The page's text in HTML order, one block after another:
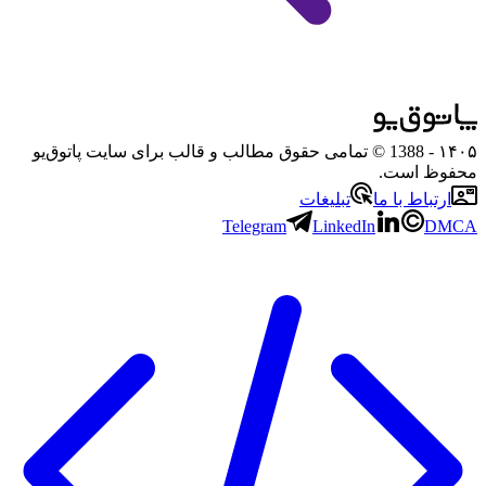
۱۴۰۵
- 1388 © تمامی حقوق مطالب و قالب برای سایت پاتوق‌یو
محفوظ است.
ارتباط با ما
تبلیغات
Telegram
LinkedIn DMCA